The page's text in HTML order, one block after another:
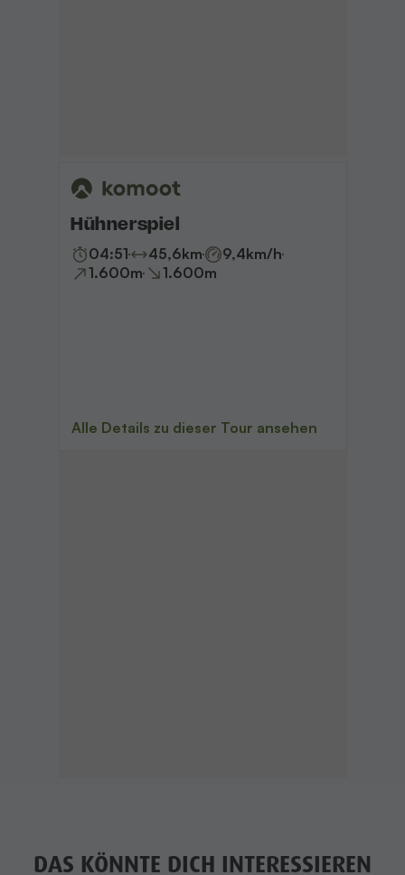
DAS KÖNNTE DICH INTERESSIEREN